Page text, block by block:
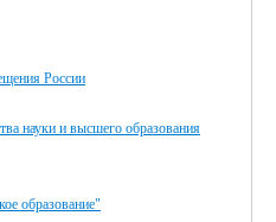
России
науки и высшего образования
образование"